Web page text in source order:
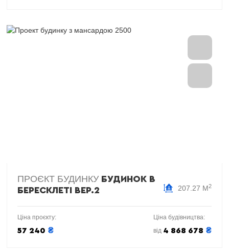
ПРОЄКТ БУДИНКУ БУДИНОК В
БЕРЕСКЛЕТІ ВЕР.2
207.27 М2
Ціна проєкту:
57 240 ₴
Ціна будівництва:
від 4 868 678 ₴